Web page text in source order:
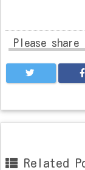
Please
Related